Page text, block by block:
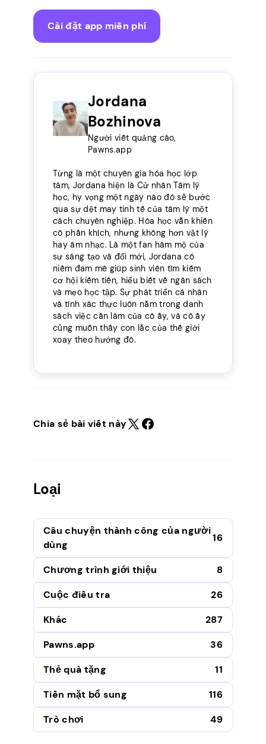
Cài đặt app miễn phí
Jordana
Bozhinova
Người viết quảng cáo,
Pawns.app
Từng là một chuyên gia hóa học lớp
tám, Jordana hiện là Cử nhân Tâm lý
học, hy vọng một ngày nào đó sẽ bước
qua sự dệt may tinh tế của tâm lý một
cách chuyên nghiệp. Hóa học vẫn khiến
cô phấn khích, nhưng không hơn vật lý
hay âm nhạc. Là một fan hâm mộ của
sự sáng tạo và đổi mới, Jordana có
niềm đam mê giúp sinh viên tìm kiếm
cơ hội kiếm tiền, hiểu biết về ngân sách
và mẹo học tập. Sự phát triển cá nhân
và tính xác thực luôn nằm trong danh
sách việc cần làm của cô ấy, và cô ấy
cũng muốn thấy con lắc của thế giới
xoay theo hướng đó.
Chia sẻ bài viết này
Loại
Câu chuyện thành công của người
dùng
16
Chương trình giới thiệu
8
Cuộc điều tra
26
Khác
287
Pawns.app
36
Thẻ quà tặng
11
Tiền mặt bổ sung
116
Trò chơi
49